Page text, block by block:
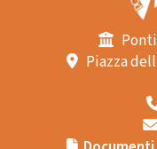
Piazza